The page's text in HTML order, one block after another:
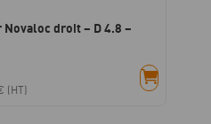
droit – D 4.8 –
(HT)